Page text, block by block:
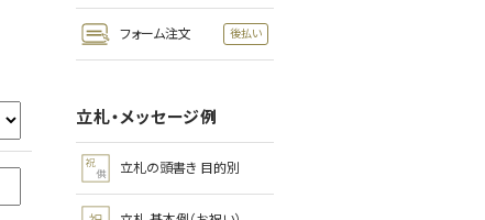
フォーム注文
立札・メッセージ例
立札の頭書き 目的別